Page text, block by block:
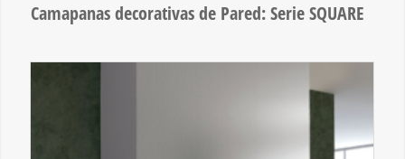
Camapanas decorativas de Pared: Serie SQUARE